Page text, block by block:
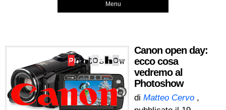
Menu
Canon open day:
ecco cosa
vedremo al
Photoshow
di Matteo Cervo ,